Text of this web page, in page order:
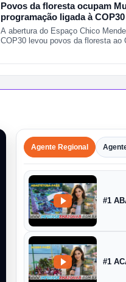
Povos da floresta ocupam
programação ligada à COP30
A abertura do Espaço Chico
COP30 levou povos da floresta ao
Agente Regional
#1
#1